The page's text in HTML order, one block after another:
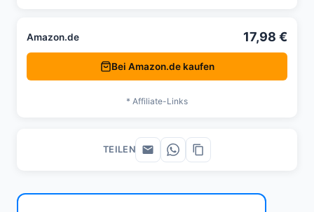
Amazon.de 17,98 €
Bei Amazon.de kaufen
* Affiliate-Links
TEILEN